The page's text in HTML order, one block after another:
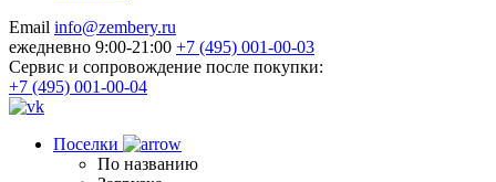
Email info@zembery.ru
ежедневно 9:00-21:00 +7 (495) 001-00-03
Cервис и сопровождение после покупки:
+7 (495) 001-00-04
Поселки
По названию